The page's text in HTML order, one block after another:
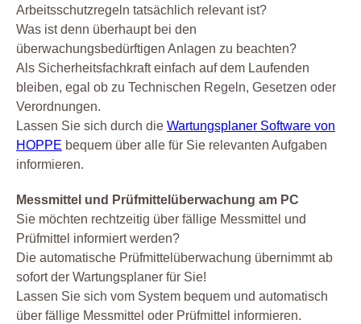
Arbeitsschutzregeln tatsächlich relevant ist?
Was ist denn überhaupt bei den
überwachungsbedürftigen Anlagen zu beachten?
Als Sicherheitsfachkraft einfach auf dem Laufenden
bleiben, egal ob zu Technischen Regeln, Gesetzen oder
Verordnungen.
Lassen Sie sich durch die Wartungsplaner Software von
HOPPE bequem über alle für Sie relevanten Aufgaben
informieren.
Messmittel und Prüfmittelüberwachung am PC
Sie möchten rechtzeitig über fällige Messmittel und
Prüfmittel informiert werden?
Die automatische Prüfmittelüberwachung übernimmt ab
sofort der Wartungsplaner für Sie!
Lassen Sie sich vom System bequem und automatisch
über fällige Messmittel oder Prüfmittel informieren.